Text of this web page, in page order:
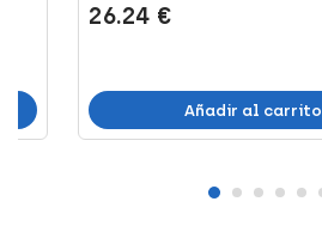
26.24 €
Añadir al carrito